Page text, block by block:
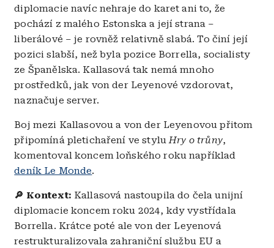
diplomacie navíc nehraje do karet ani to, že
pochází z malého Estonska a její strana –
liberálové – je rovněž relativně slabá. To činí její
pozici slabší, než byla pozice Borrella, socialisty
ze Španělska. Kallasová tak nemá mnoho
prostředků, jak von der Leyenové vzdorovat,
naznačuje server.
Boj mezi Kallasovou a von der Leyenovou přitom
připomíná pletichaření ve styluHry o trůny,
komentoval koncem loňského roku například
deník Le Monde.
🔎 Kontext: Kallasová nastoupila do čela unijní
diplomacie koncem roku 2024, kdy vystřídala
Borrella. Krátce poté ale von der Leyenová
restrukturalizovala zahraniční službu EU a